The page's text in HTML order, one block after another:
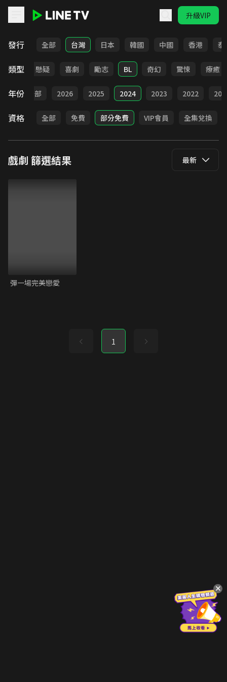
升級VIP
發行 全部 台灣 日本 韓國 中國 香港 泰
類型
甜寵 懸疑 喜劇 勵志 BL 奇幻 驚悚 療癒
年份 全部 2026 2025 2024 2023 2022
資格 全部 免費 部分免費 VIP會員 全集兌換
戲劇 篩選結果 最新
彈一場完美戀愛
1